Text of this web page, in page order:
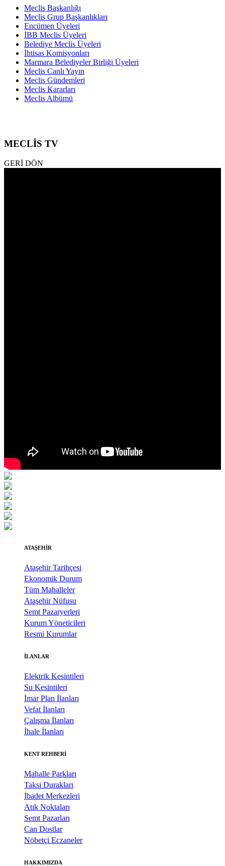
Meclis Başkanlığı
Meclis Grup Başkanlıkları
Encümen Üyeleri
İBB Meclis Üyeleri
Belediye Meclis Üyeleri
İhtisas Komisyonları
Marmara Belediyeler Birliği Üyeleri
Meclis Canlı Yayın
Meclis Gündemleri
Meclis Kararları
Meclis Albümü
MECLİS TV
GERİ DÖN
ATAŞEHİR
Ataşehir Tarihçesi
Ekonomik Durum
Tüm Mahalleler
Ataşehir Nüfusu
Semt Pazaryerleri
Kurum Yöneticileri
Resmi Kurumlar
İLANLAR
Elektrik Kesintileri
Su Kesintileri
İmar Plan İlanları
Vefat İlanları
Çalışma İlanları
İhale İlanları
KENT REHBERİ
Mahalle Parkları
Taksi Durakları
İbadet Merkezleri
Atık Noktaları
Semt Pazarları
Can Dostlar
Nöbetçi Eczaneler
HAKKIMIZDA